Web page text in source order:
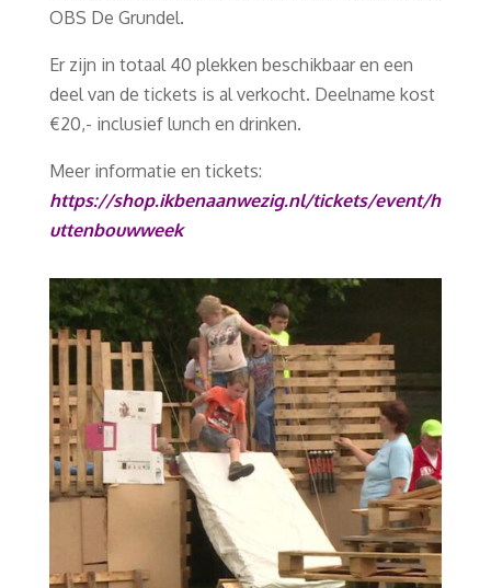
OBS De Grundel.
Er zijn in totaal 40 plekken beschikbaar en een
deel van de tickets is al verkocht. Deelname kost
€20,- inclusief lunch en drinken.
Meer informatie en tickets:
https://shop.ikbenaanwezig.nl/tickets/event/h
uttenbouwweek